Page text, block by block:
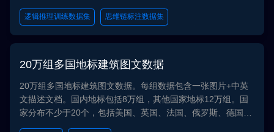
转写。该数据集可提升大模型的逻辑推理能力。我们严格遵循
数据保护法规和隐私规定，确保数据采集、存储和使用的过程
中维护用户的隐私和合法权益，所有数据均遵循GDPR, CCPA,
逻辑推理训练数据集 思维链标注数据集
大模型推理能力评测数据集 图形推理题库数据集
20万组多国地标建筑图文数据
20万组多国地标建筑图文数据。每组数据包含一张图片+中英
文描述文档。国内地标包括8万组，其他国家地标12万组。国
家分布不少于20个，包括美国、英国、法国、俄罗斯、德国等
国家。每个地标对应的图片张数分布在1-10张，包括不同角